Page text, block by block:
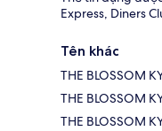
Express, Diners
Tên khác
THE BLOSSOM
THE BLOSSOM
THE BLOSSOM